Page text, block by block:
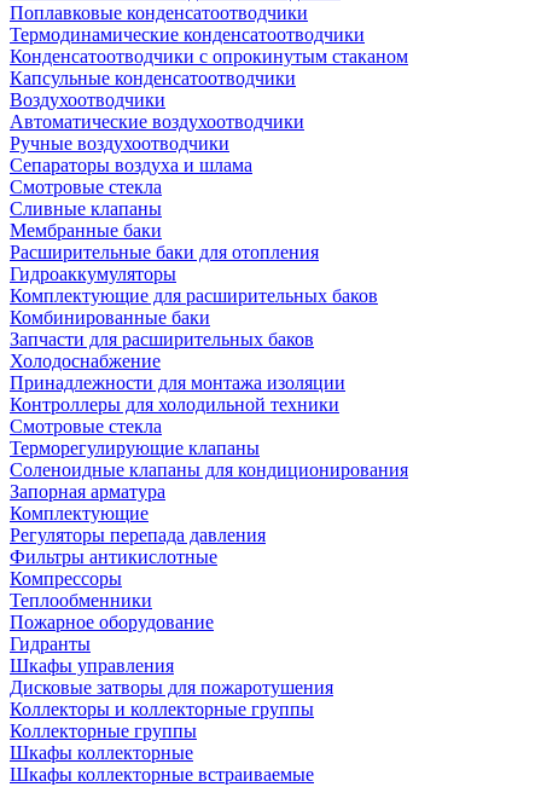
Поплавковые конденсатоотводчики
Термодинамические конденсатоотводчики
Конденсатоотводчики с опрокинутым стаканом
Капсульные конденсатоотводчики
Воздухоотводчики
Автоматические воздухоотводчики
Ручные воздухоотводчики
Сепараторы воздуха и шлама
Смотровые стекла
Сливные клапаны
Мембранные баки
Расширительные баки для отопления
Гидроаккумуляторы
Комплектующие для расширительных баков
Комбинированные баки
Запчасти для расширительных баков
Холодоснабжение
Принадлежности для монтажа изоляции
Контроллеры для холодильной техники
Смотровые стекла
Терморегулирующие клапаны
Соленоидные клапаны для кондиционирования
Запорная арматура
Комплектующие
Регуляторы перепада давления
Фильтры антикислотные
Компрессоры
Теплообменники
Пожарное оборудование
Гидранты
Шкафы управления
Дисковые затворы для пожаротушения
Коллекторы и коллекторные группы
Коллекторные группы
Шкафы коллекторные
Шкафы коллекторные встраиваемые